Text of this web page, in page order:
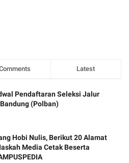
Latest
Pendaftaran Seleksi Jalur
(Polban)
Hobi Nulis, Berikut 20 Alamat
Media Cetak Beserta